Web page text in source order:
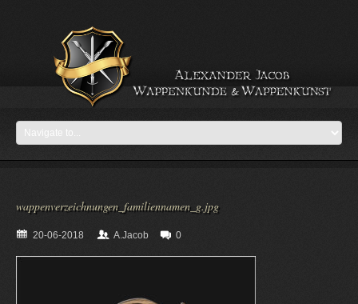
wappenverzeichnungen_familiennamen_g.jpg
20-06-2018 A.Jacob 0